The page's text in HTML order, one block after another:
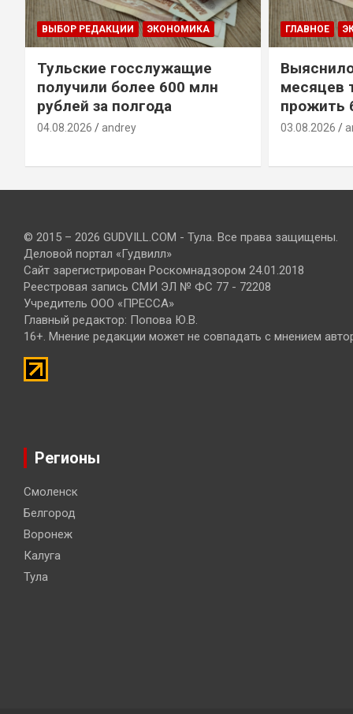
ГЛАВНОЕ ЭКОНОМИКА
Выяснилось, сколько
месяцев туляки смогут
прожить без зарплаты
03.08.2026 andrey
ГЛАВНОЕ
100% по
31.07.2026
© 2015 – 2026 GUDVILL.COM - Тула. Все права защищены.
Деловой портал «Гудвилл»
Сайт зарегистрирован Роскомнадзором 24.01.2018
Реестровая запись СМИ ЭЛ № ФС 77 - 72208
Учредитель ООО «ПРЕССА»
Главный редактор: Попова Ю.В.
16+. Мнение редакции может не совпадать с мнением
Регионы
Смоленск
Белгород
Воронеж
Калуга
Тула